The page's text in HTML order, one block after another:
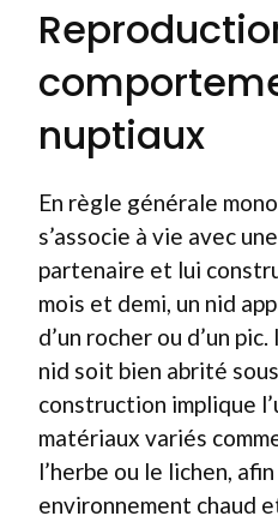
nuptiaux
En règle générale
s’associe à vie avec
partenaire et lui
mois et demi, un nid
d’un rocher ou d’un
nid soit bien abrité
construction implique
matériaux variés
l’herbe ou le lichen,
environnement chaud